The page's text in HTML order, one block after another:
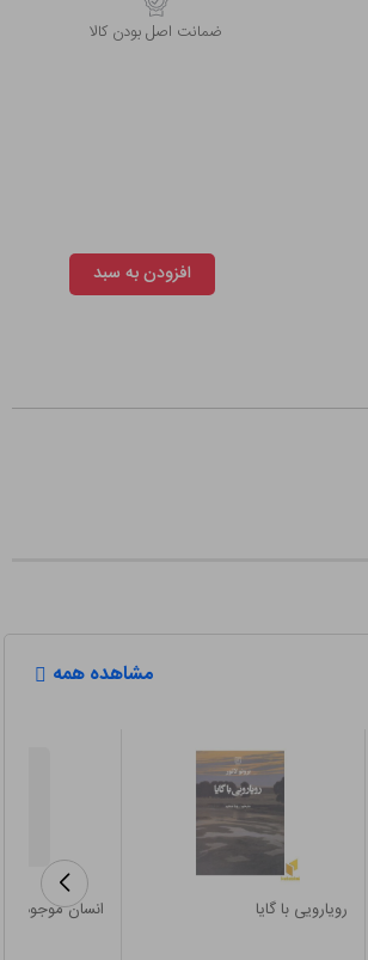
ﺿﻤﺎﻧﺖ اﺻﻞ ﺑﻮدن ﮐﺎﻟﺎ
افزودن به سبد
مشاهده همه
رویارویی با گایا انسان موجود